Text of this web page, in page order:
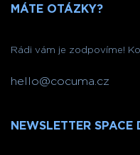
MÁTE OTÁZKY?
Rádi vám je zodpovíme!
hello@cocuma.cz
NEWSLETTER SPACE